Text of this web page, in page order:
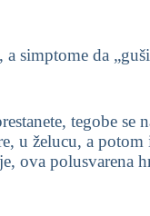
a simptome da
tegobe se
u želucu, a
ova polusvarena